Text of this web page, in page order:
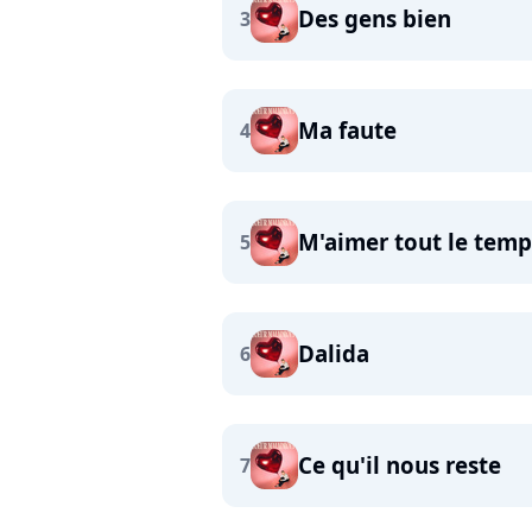
3 Des gens bien
4 Ma faute
5 M'aimer tout le
6 Dalida
7 Ce qu'il nous reste